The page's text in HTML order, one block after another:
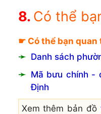
Có thể
☛ Có thể bạn quan
Danh sách
Mã bưu chính -
Định
Xem thêm bản đồ